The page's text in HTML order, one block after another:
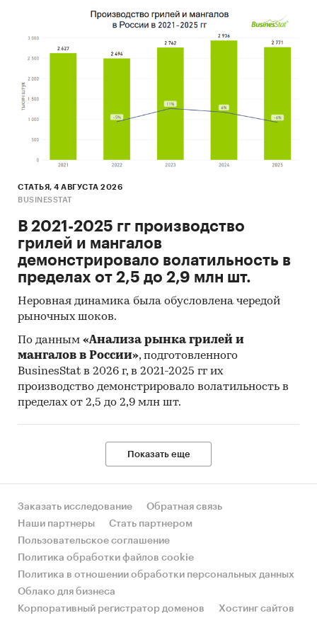
СТАТЬЯ, 4 АВГУСТА 2026
BUSINESSTAT
В 2021-2025 гг производство
грилей и мангалов
демонстрировало волатильность в
пределах от 2,5 до 2,9 млн шт.
Неровная динамика была обусловлена чередой
рыночных шоков.
По данным «Анализа рынка грилей и
мангалов в России», подготовленного
BusinesStat в 2026 г, в 2021-2025 гг их
производство демонстрировало волатильность в
пределах от 2,5 до 2,9 млн шт.
Показать еще
Заказать исследование
Обратная связь
Наши партнеры
Стать партнером
Пользовательское соглашение
Политика обработки файлов cookie
Политика в отношении обработки персональных данных
Облако для бизнеса
Корпоративный регистратор доменов
Хостинг сайтов